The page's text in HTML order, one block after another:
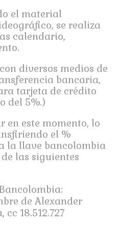
el material
se realiza
calendario,
diversos medios de
bancaria,
tarjeta de crédito
del 5%.)
en este momento, lo
el %
la llave bancolombia
de las siguientes
de Alexander
18.512.727